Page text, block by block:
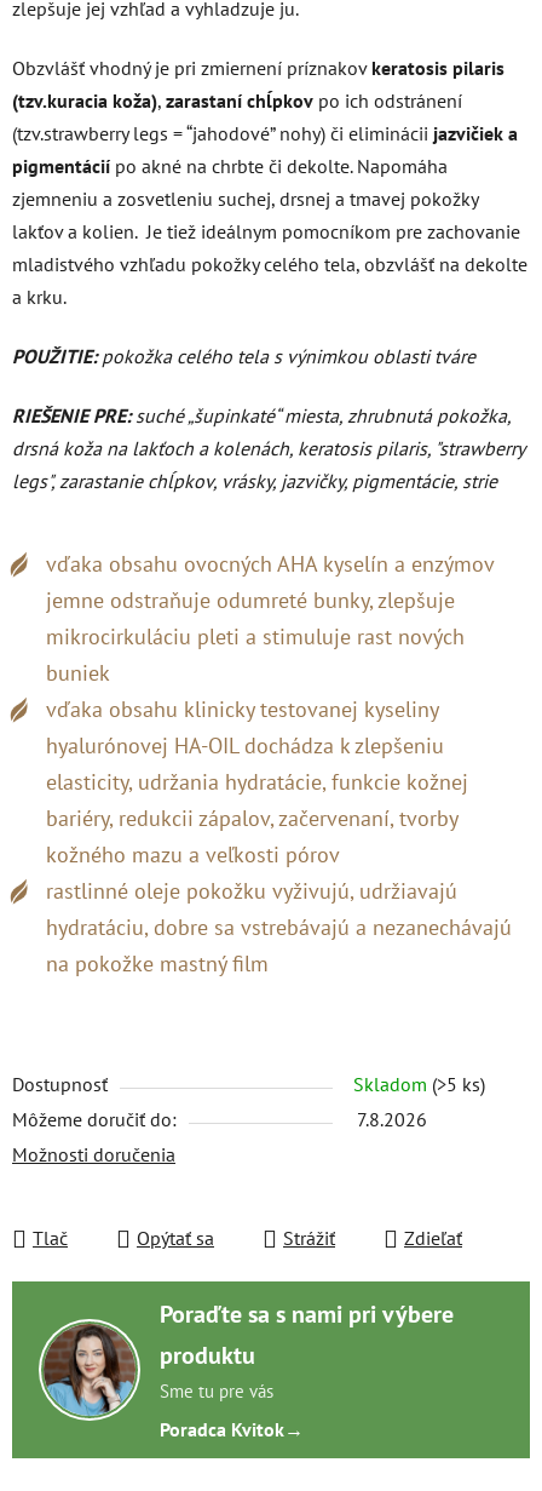
zlepšuje jej vzhľad a vyhladzuje ju.
Obzvlášť vhodný je pri zmiernení príznakov keratosis pilaris
(tzv.kuracia koža), zarastaní chĺpkov po ich odstránení
(tzv.strawberry legs = “jahodové” nohy) či eliminácii jazvičiek a
pigmentácií po akné na chrbte či dekolte. Napomáha
zjemneniu a zosvetleniu suchej, drsnej a tmavej pokožky
lakťov a kolien. Je tiež ideálnym pomocníkom pre zachovanie
mladistvého vzhľadu pokožky celého tela, obzvlášť na dekolte
a krku.
POUŽITIE:pokožka celého tela s výnimkou oblasti tváre
RIEŠENIE PRE:suché „šupinkaté“ miesta, zhrubnutá pokožka,
drsná koža na lakťoch a kolenách, keratosis pilaris, "strawberry
legs", zarastanie chĺpkov, vrásky, jazvičky, pigmentácie, strie
vďaka obsahu ovocných AHA kyselín a enzýmov
jemne odstraňuje odumreté bunky, zlepšuje
mikrocirkuláciu pleti a stimuluje rast nových
buniek
vďaka obsahu klinicky testovanej kyseliny
hyalurónovej HA-OIL dochádza k zlepšeniu
elasticity, udržania hydratácie, funkcie kožnej
bariéry, redukcii zápalov, začervenaní, tvorby
kožného mazu a veľkosti pórov
rastlinné oleje pokožku vyživujú, udržiavajú
hydratáciu, dobre sa vstrebávajú a nezanechávajú
na pokožke mastný film
Dostupnosť Skladom (>5 ks)
Môžeme doručiť do:
7.8.2026
Možnosti doručenia
Tlač Opýtať sa Strážiť Zdieľať
Poraďte sa s nami pri výbere
produktu
Sme tu pre vás
Poradca Kvitok→